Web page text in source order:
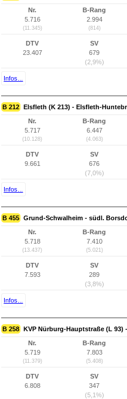
Nr.
5.716
(11.345)
B-Rang
2.994
(814)
DTV
23.407
SV
679
(2,9%)
Infos...
B 212 Elsfleth (K 213) - Elsfleth-
Nr.
5.717
(10.128)
B-Rang
6.447
(4.063)
DTV
9.661
SV
676
(7,0%)
Infos...
B 455 Grund-Schwalheim - südl.
Nr.
5.718
(13.437)
B-Rang
7.410
(5.021)
DTV
7.593
SV
289
(3,8%)
Infos...
B 258 KVP Nürburg-Hauptstraße (L 93)
Nr.
5.719
(11.379)
B-Rang
7.803
(5.408)
DTV
6.808
SV
347
(5,1%)